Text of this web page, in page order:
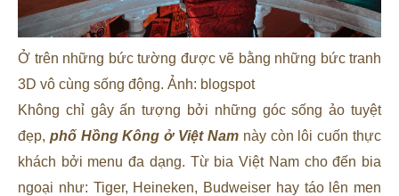
Ở trên những bức tường được vẽ bằng những bức tranh
3D vô cùng sống động. Ảnh: blogspot
Không chỉ gây ấn tượng bởi những góc sống ảo tuyệt
đẹp, phố Hồng Kông ở Việt Namnày còn lôi cuốn thực
khách bởi menu đa dạng. Từ bia Việt Nam cho đến bia
ngoại như: Tiger, Heineken, Budweiser hay táo lên men